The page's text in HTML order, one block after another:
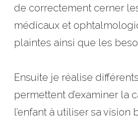
de correctement cerner
médicaux et
plaintes ainsi que les
Ensuite je réalise
permettent d’examiner la
l’enfant à utiliser sa vision